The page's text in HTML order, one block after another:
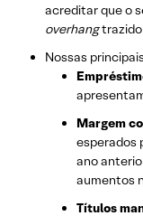
acreditar que o
overhangtrazido
Nossas
Margem
esperados
ano
aumentos
Títulos